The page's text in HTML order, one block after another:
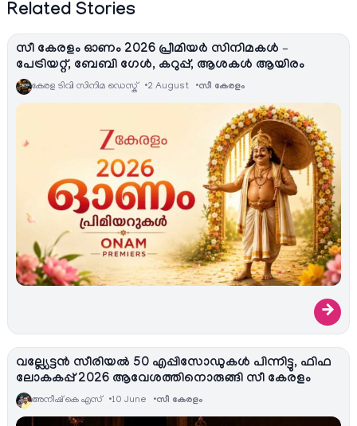
Related Stories
സീ കേരളം ഓണം 2026 പ്രീമിയർ സിനിമകൾ –
പേട്രിയറ്റ്, ബേബി ഗേൾ, കറുപ്പ്, ആശകൾ ആയിരം
കേരള ടിവി സിനിമ ഡെസ്ക് 2 August സീ കേരളം
→
വല്ല്യേട്ടൻ സീരിയല്‍ 50 എപ്പിസോഡുകൾ പിന്നിട്ടു, ഫിഫ
ലോകകപ്പ് 2026 ആവേശത്തിനൊരുങ്ങി സീ കേരളം
അനീഷ്‌ കെ എസ് 10 June സീ കേരളം